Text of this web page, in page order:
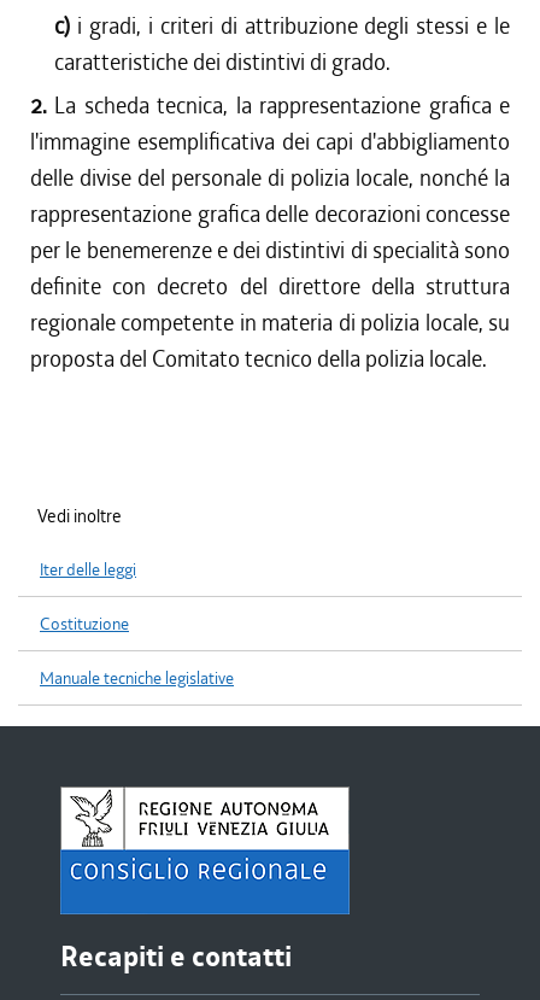
c) i gradi, i criteri di attribuzione degli stessi e le
caratteristiche dei distintivi di grado.
2. La scheda tecnica, la rappresentazione grafica e
l'immagine esemplificativa dei capi d'abbigliamento
delle divise del personale di polizia locale, nonché la
rappresentazione grafica delle decorazioni concesse
per le benemerenze e dei distintivi di specialità sono
definite con decreto del direttore della struttura
regionale competente in materia di polizia locale, su
proposta del Comitato tecnico della polizia locale.
Vedi inoltre
Iter delle leggi
Costituzione
Manuale tecniche legislative
Recapiti e contatti